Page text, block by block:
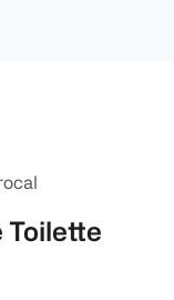
Toilette